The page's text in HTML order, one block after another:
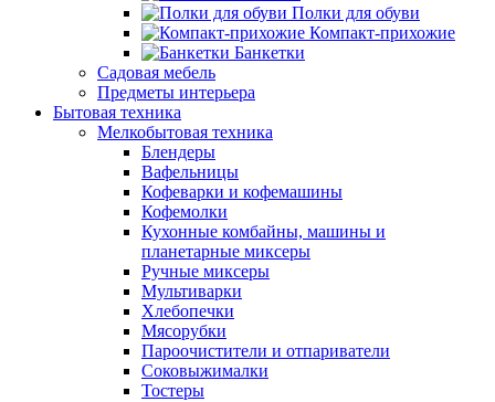
Полки для обуви
Компакт-прихожие
Банкетки
Садовая мебель
Предметы интерьера
Бытовая техника
Мелкобытовая техника
Блендеры
Вафельницы
Кофеварки и кофемашины
Кофемолки
Кухонные комбайны, машины и
планетарные миксеры
Ручные миксеры
Мультиварки
Хлебопечки
Мясорубки
Пароочистители и отпариватели
Соковыжималки
Тостеры